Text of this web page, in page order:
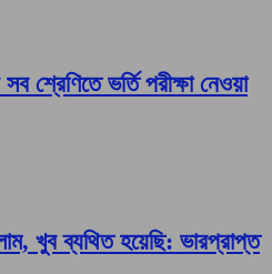
শ্রেণিতে ভর্তি পরীক্ষা নেওয়া
খুব ব্যথিত হয়েছি: ভারপ্রাপ্ত